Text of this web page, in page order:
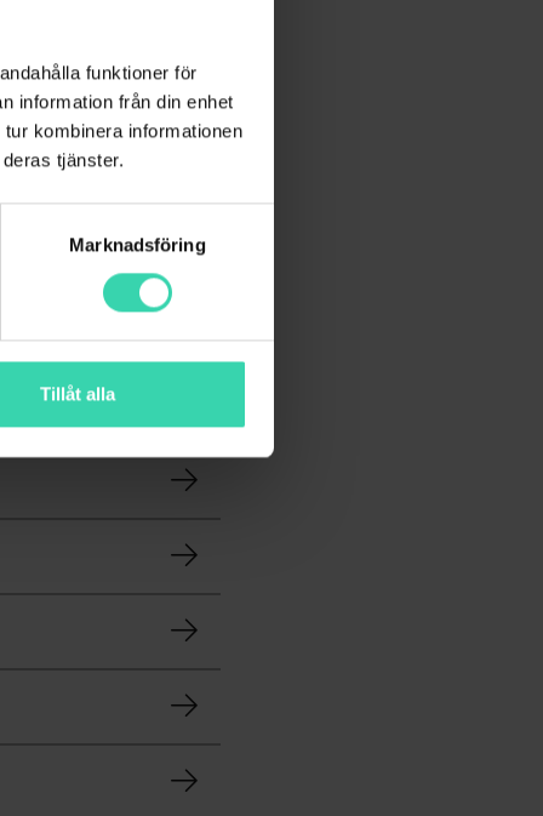
funktioner för
information från din enhet
kombinera informationen
tjänster.
Marknadsföring
Tillåt alla